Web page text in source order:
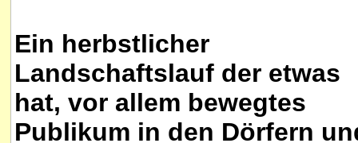
Ein herbstlicher
Landschaftslauf der etwas
hat, vor allem bewegtes
Publikum in den Dörfern